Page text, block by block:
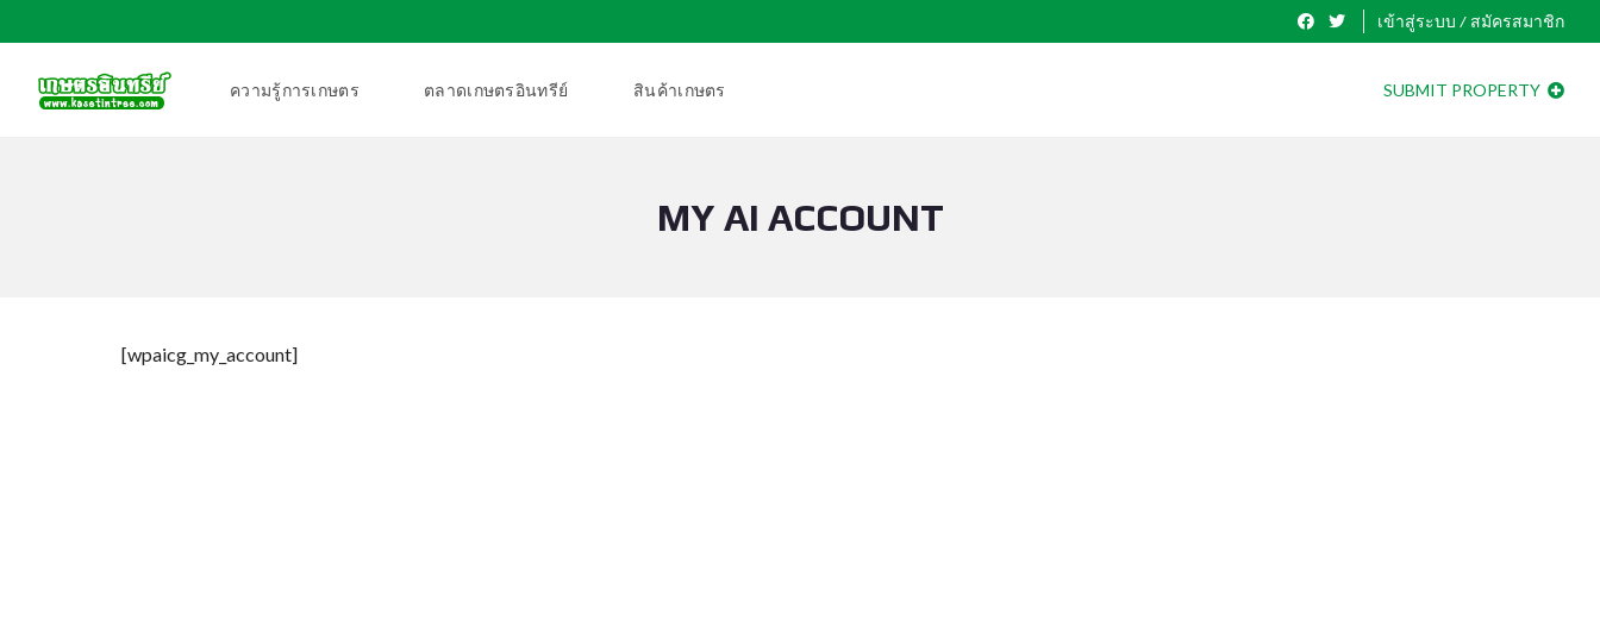
เข้าสู่ระบบ / สมัครสมาชิก
ความรู้การเกษตร ตลาดเกษตรอินทรีย์ สินค้าเกษตร SUBMIT PROPERTY
MY AI ACCOUNT
[wpaicg_my_account]